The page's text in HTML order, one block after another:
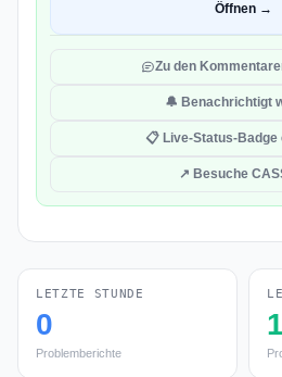
Öffnen →
Zu den
🔔 Benachrichtigt
📋 Live-Status-Badge
↗ Besuche
LETZTE STUNDE
0
Problemberichte
1